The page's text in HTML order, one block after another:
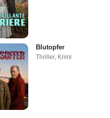
Blutopfer
Thriller, Krimi